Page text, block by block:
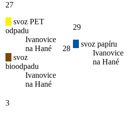
27
svoz PET
odpadu
Ivanovice
na Hané
svoz
bioodpadu
Ivanovice
na Hané
28
29
svoz papíru
Ivanovice
na Hané
3